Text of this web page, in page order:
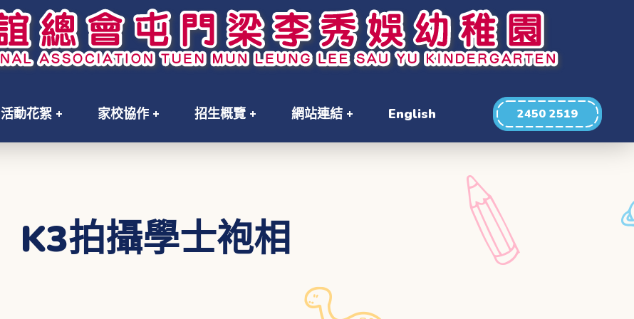
活動花絮 家校協作 招生概覽 網站連結 English 2450 2519
K3拍攝學士袍相